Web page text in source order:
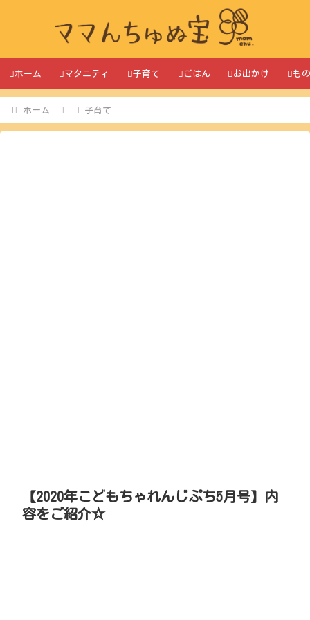
ホーム マタニティ 子育て ごはん お出かけ も
ホーム 子育て
【2020年こどもちゃれんじぷち5月号】内
容をご紹介☆